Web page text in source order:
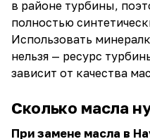
в районе турбины,
полностью
Использовать
нельзя — ресурс
зависит от качества
Сколько масла
При замене масла в